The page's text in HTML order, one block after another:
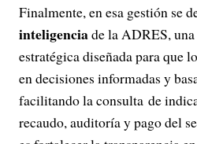
Finalmente, en esa gestión se
inteligenciade la ADRES,
estratégica diseñada para que
en decisiones informadas y
facilitando la consulta de
recaudo, auditoría y pago del